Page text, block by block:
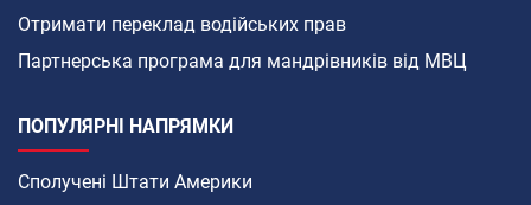
Отримати переклад водійських прав
Партнерська програма для мандрівників від МВЦ
ПОПУЛЯРНІ НАПРЯМКИ
Сполучені Штати Америки